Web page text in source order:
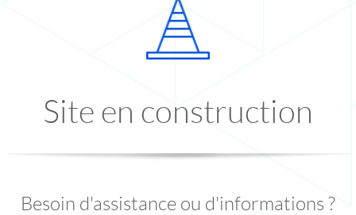
Site en construction
Besoin d'assistance ou d'informations ?